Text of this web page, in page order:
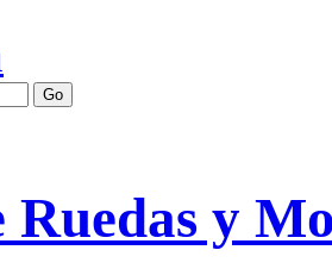
Ruedas y